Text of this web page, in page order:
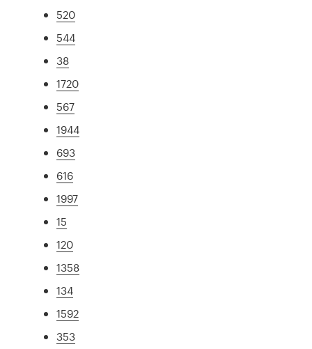
520
544
38
1720
567
1944
693
616
1997
15
120
1358
134
1592
353